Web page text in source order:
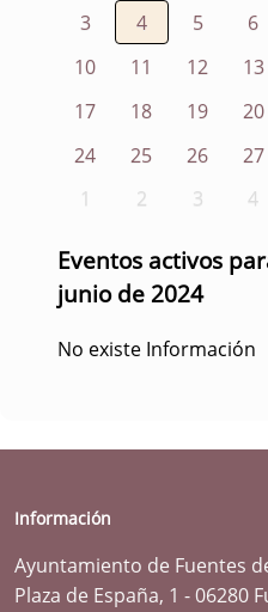
3
4 5 6
10
11 12 13
17
18 19 20
24
25 26 27
1
2 3 4
Eventos activos
junio de 2024
No existe Información
Información
Ayuntamiento de Fuentes
Plaza de España, 1 - 06280